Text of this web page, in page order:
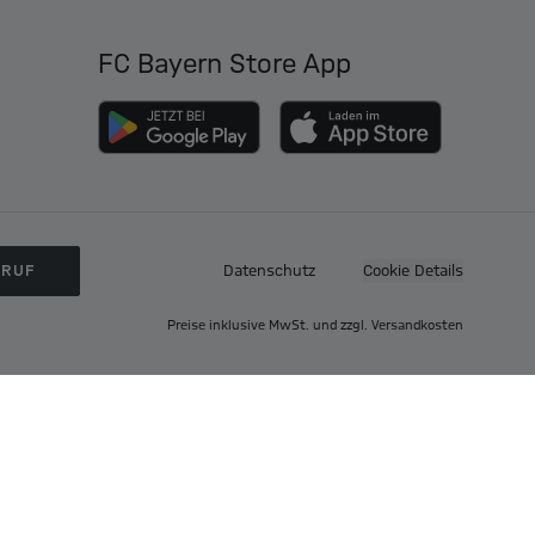
FC Bayern Store App
Datenschutz Cookie Details
Preise inklusive MwSt. und zzgl. Versandkosten